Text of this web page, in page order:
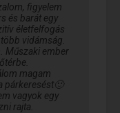
figyelem
és barát egy
életfelfogás
vidámság.
Műszaki ember
magam
párkeresést🙂
vagyok egy
rajta.